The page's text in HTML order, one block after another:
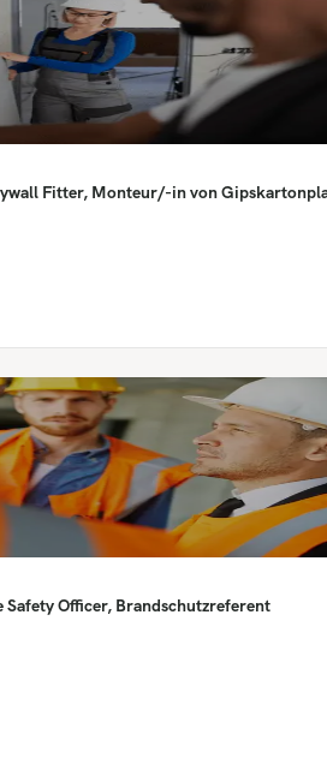
Fitter, Monteur/-in von
Safety Officer, Brandschutzreferent